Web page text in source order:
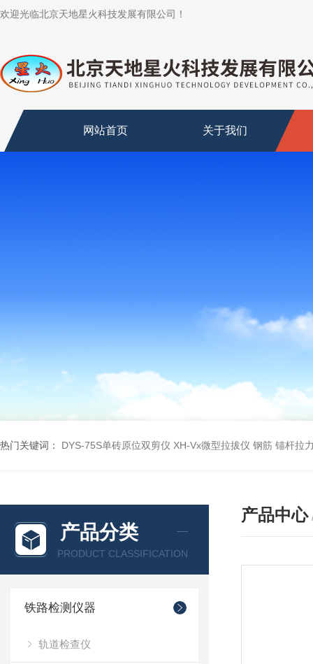
欢迎光临北京天地星火科技发展有限公司！
网站首页 关于我们
热门关键词： DYS-75S单砖原位双剪仪 XH-Vx微型拉拔仪 钢筋 锚杆拉
产品分类
PRODUCT CLASSIFICATION
铁路检测仪器
轨道检查仪
产品中心